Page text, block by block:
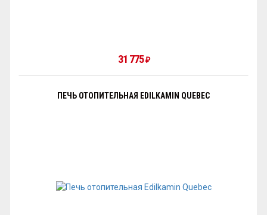
31 775 ₽
ПЕЧЬ ОТОПИТЕЛЬНАЯ EDILKAMIN QUEBEC